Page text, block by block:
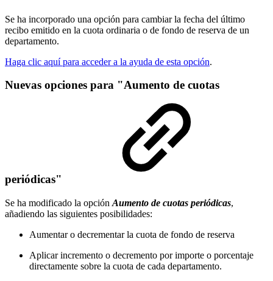
Se ha incorporado una opción para cambiar la fecha del último
recibo emitido en la cuota ordinaria o de fondo de reserva de un
departamento.
Haga clic aquí para acceder a la ayuda de esta opción.
Nuevas opciones para "Aumento de cuotas
periódicas"
Se ha modificado la opción Aumento de cuotas periódicas,
añadiendo las siguientes posibilidades:
Aumentar o decrementar la cuota de fondo de reserva
Aplicar incremento o decremento por importe o porcentaje
directamente sobre la cuota de cada departamento.